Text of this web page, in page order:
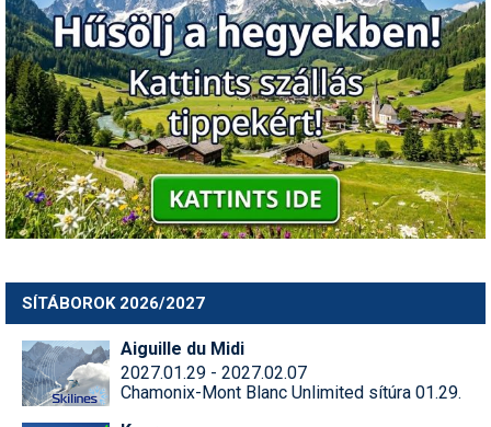
SÍTÁBOROK 2026/2027
Aiguille du Midi
2027.01.29 - 2027.02.07
Chamonix-Mont Blanc Unlimited sítúra 01.29.